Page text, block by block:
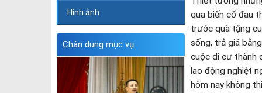
Hình ảnh
Chân dung mục vụ
qua biến cố đau
trước quà tặng
sống, trả giá
cuộc di cư thành
lao động nghiệt
hôm nay không